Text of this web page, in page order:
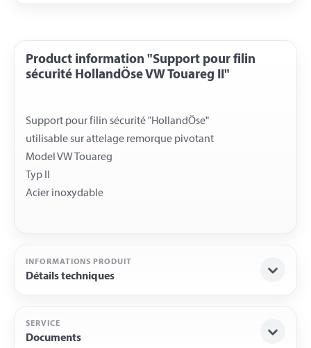
Product information "Support pour filin
sécurité HollandÖse VW Touareg II"
Support pour filin sécurité "HollandÖse"
utilisable sur attelage remorque pivotant
Model VW Touareg
Typ II
INFORMATIONS PRODUIT
Détails techniques
SERVICE
Documents